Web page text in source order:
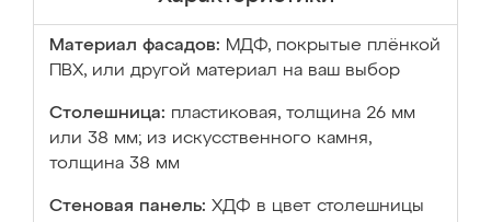
Материал фасадов: МДФ, покрытые плёнкой
ПВХ, или другой материал на ваш выбор
Столешница: пластиковая, толщина 26 мм
или 38 мм; из искусственного камня,
толщина 38 мм
Стеновая панель: ХДФ в цвет столешницы